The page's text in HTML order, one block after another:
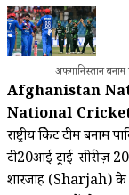
अफगानिस्तान
Afghanistan
National
राष्ट्रीय क्रिकेट टीम
टी20आई ट्राई-सीरीज़
शारजाह (Sharjah) के